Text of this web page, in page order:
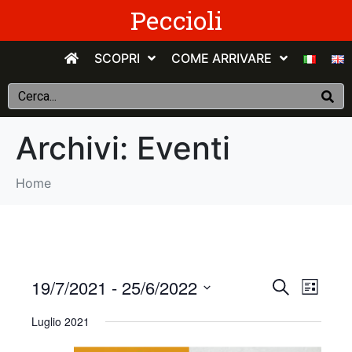
Peccioli
SCOPRI COME ARRIVARE
Archivi: Eventi
Home
E
v
C
r
a
E
E
e
19/7/2021 - 25/6/2022
e
Luglio 2021